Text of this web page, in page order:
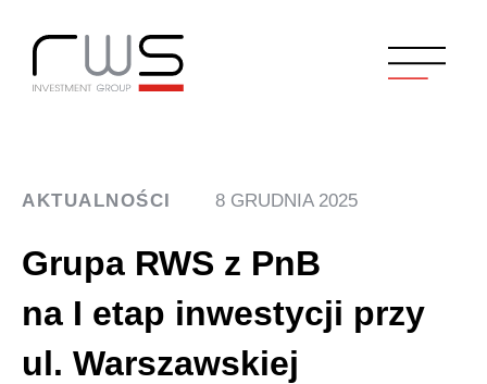
AKTUALNOŚCI 8 GRUDNIA 2025
Grupa RWS z PnB
na I etap inwestycji przy
ul. Warszawskiej